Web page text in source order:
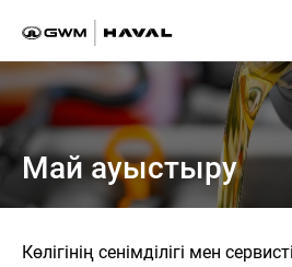
Май ауыстыру
Көлігінің сенімділігі мен